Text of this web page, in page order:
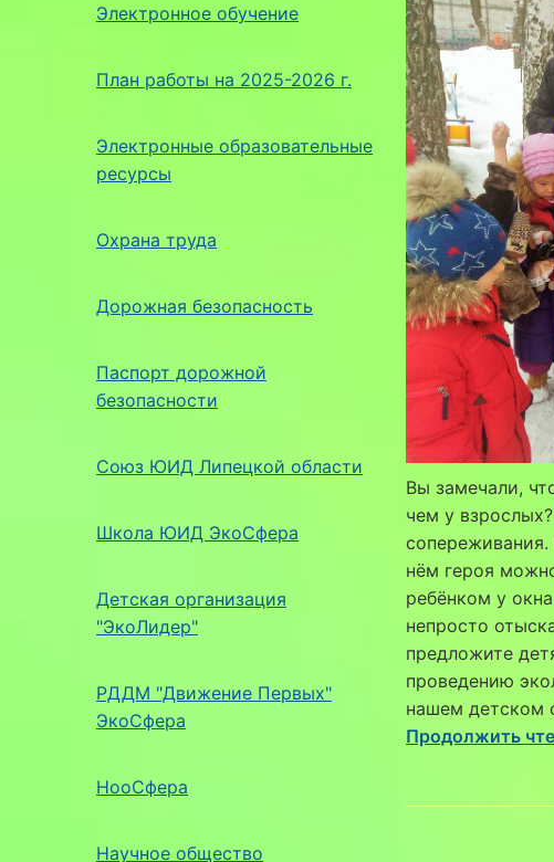
Электронное обучение
План работы на 2025-2026 г.
Электронные образовательные
ресурсы
Охрана труда
Дорожная безопасность
Паспорт дорожной
безопасности
Союз ЮИД Липецкой области
Школа ЮИД ЭкоСфера
Детская организация
"ЭкоЛидер"
РДДМ "Движение Первых"
ЭкоСфера
НооСфера
Научное общество
Вы замечали,
чем у
сопереживания.
нём героя
ребёнком у
непросто
предложите
проведению
нашем детском
Продолжить